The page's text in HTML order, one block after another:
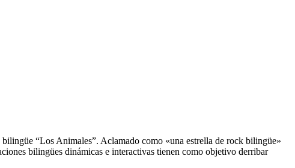
“Los Animales”. Aclamado como «una estrella de rock bilingüe»
bilingües dinámicas e interactivas tienen como objetivo derribar